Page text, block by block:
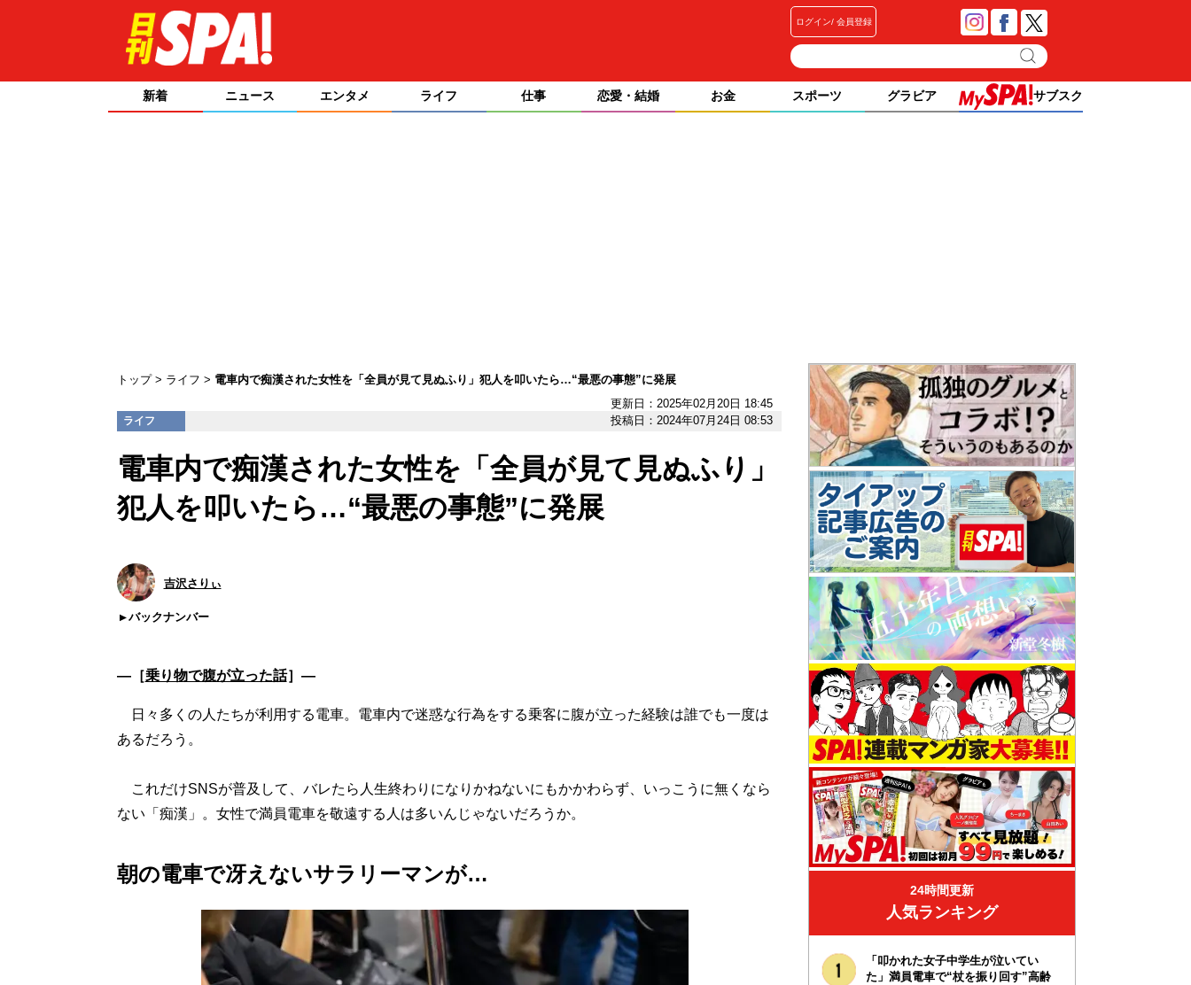
ログイン 会員登録
新着 ニュース エンタメ ライフ 仕事 恋愛・結婚 お金 スポーツ グラビア サブスク
トップ ライフ
電車内で痴漢された女性を「全員が見て見ぬふり」犯人を叩いたら…“最悪の事態”に発展
更新日：2025年02月20日 18:45
ライフ 投稿日：2024年07月24日 08:53
電車内で痴漢された女性を「全員が見て見ぬふり」
犯人を叩いたら…“最悪の事態”に発展
吉沢さりぃ
バックナンバー
―［乗り物で腹が立った話］―
日々多くの人たちが利用する電車。電車内で迷惑な行為をする乗客に腹が立った経験は誰でも一度は
あるだろう。
これだけSNSが普及して、バレたら人生終わりになりかねないにもかかわらず、いっこうに無くなら
ない「痴漢」。女性で満員電車を敬遠する人は多いんじゃないだろうか。
朝の電車で冴えないサラリーマンが…
24時間更新
人気ランキング
「叩かれた女子中学生が泣いてい
た」満員電車で“杖を振り回す”高齢